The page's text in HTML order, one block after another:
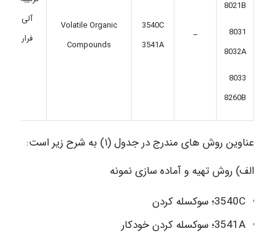
8021B
8031
8032A
8033
8260B
–
3540C
3541A
Volatile Organic
Compounds
آلی
فرار
عناوین روش های مندرج در جدول (۱) به شرح زیر است:
الف) روش تهیه و آماده سازی نمونه
3540C؛ سوکسله کردن
3541A؛ سوکسله کردن خودکار